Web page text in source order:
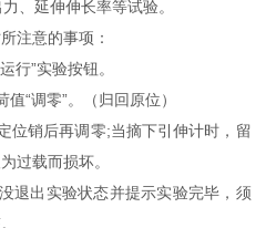
、延伸伸长率等试验。
注意的事项：
”实验按钮。
“调零”。（归回原位）
销后再调零;当摘下引伸计时，留
过载而损坏。
出实验状态并提示实验完毕，须